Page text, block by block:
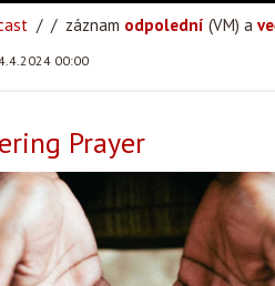
/ / záznam odpolední (VM) a
00:00
Prayer